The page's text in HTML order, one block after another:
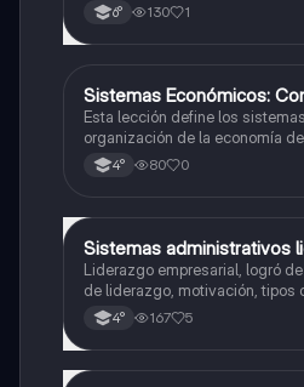
6° 130 1
Ciencia Política
Sistemas Económicos:
Esta lección define los
organización de la economía
su propósito de regular las
abordando las preguntas
4° 80 0
Ciencia Política
Sistemas administrativos
Liderazgo empresarial, logró
de liderazgo, motivación, tipos
4° 167 5